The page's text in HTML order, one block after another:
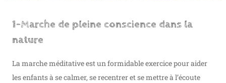
1-Marche de pleine conscience dans la
nature
La marche méditative est un formidable exercice pour aider
les enfants à se calmer, se recentrer et se mettre à l’écoute